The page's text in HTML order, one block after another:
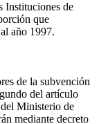
Instituciones de
que
año 1997.
de la subvención
del artículo
Ministerio de
mediante decreto